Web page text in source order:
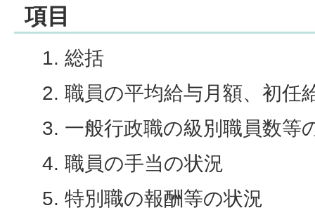
項目
総括
職員の平均給与月額、初任
一般行政職の級別職員数等
職員の手当の状況
特別職の報酬等の状況